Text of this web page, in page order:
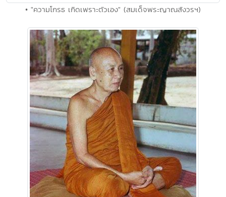
• "ความโกรธ เกิดเพราะตัวเอง" (สมเด็จพระญาณสังวรฯ)